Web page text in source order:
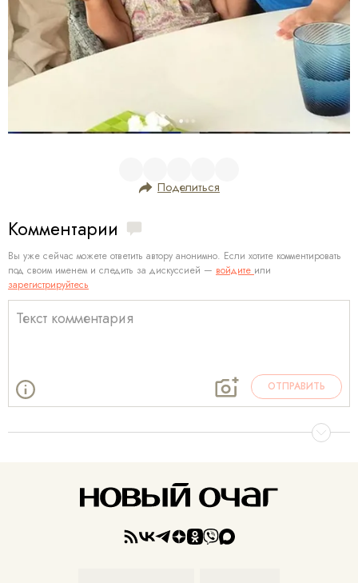
Поделиться
Комментарии
Вы уже сейчас можете ответить автору анонимно. Если хотите комментировать
под своим именем и следить за дискуссией — войдите или
зарегистрируйтесь
ОТПРАВИТЬ